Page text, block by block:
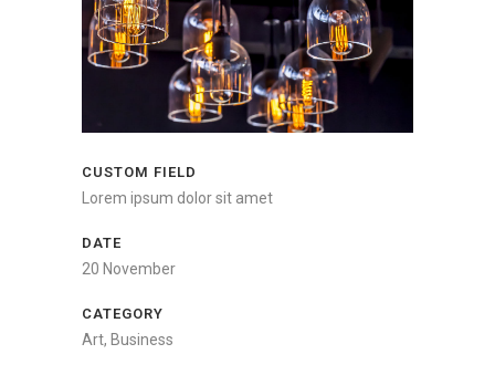
CUSTOM FIELD
Lorem ipsum dolor sit amet
DATE
20 November
CATEGORY
Art, Business